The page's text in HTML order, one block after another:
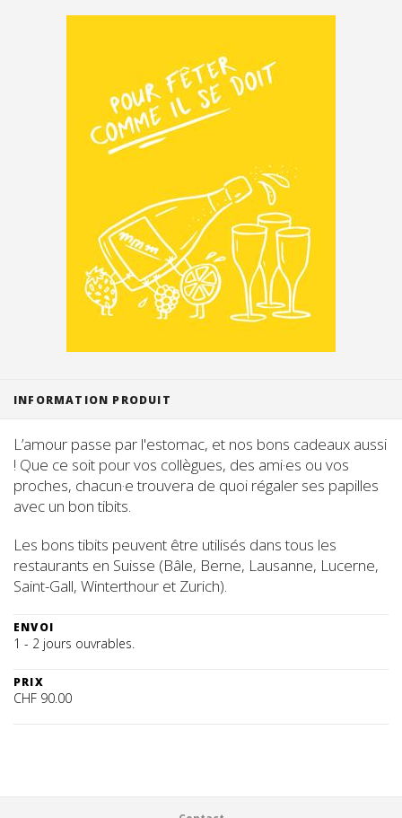
INFORMATION PRODUIT
L’amour passe par l'estomac, et nos bons cadeaux aussi
! Que ce soit pour vos collègues, des ami·es ou vos
proches, chacun·e trouvera de quoi régaler ses papilles
avec un bon tibits.
Les bons tibits peuvent être utilisés dans tous les
restaurants en Suisse (Bâle, Berne, Lausanne, Lucerne,
Saint-Gall, Winterthour et Zurich).
ENVOI
1 - 2 jours ouvrables.
PRIX
CHF 90.00